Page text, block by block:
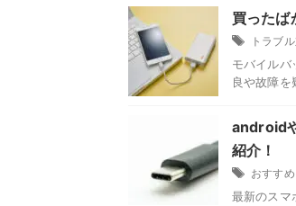
買ったば
トラブ
モバイルバ
良や故障
android
紹介！
おすすめ
最新のスマ